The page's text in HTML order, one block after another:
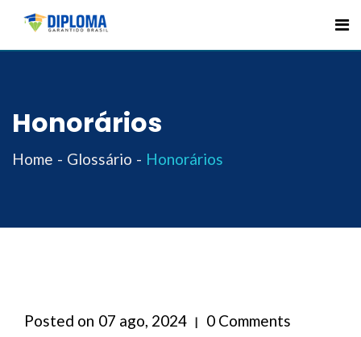
Skip
Honorários
Home Glossário Honorários
Posted on 07 ago, 2024 0 Comments